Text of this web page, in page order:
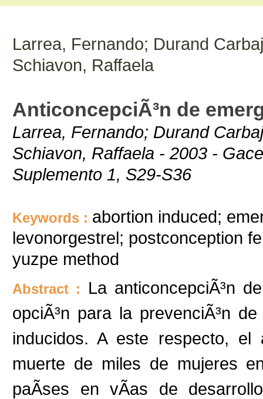
Larrea, Fernando; Durand
Schiavon, Raffaela
AnticoncepciÃ³n de
Larrea, Fernando; Durand
Schiavon, Raffaela - 2003 -
Suplemento 1, S29-S36
Keywords : abortion induced;
levonorgestrel; postconception
yuzpe method
Abstract : La anticoncepciÃ³n
opciÃ³n para la prevenciÃ³n
inducidos. A este respecto,
muerte de miles de mujeres
paÃ­ses en vÃ­as de